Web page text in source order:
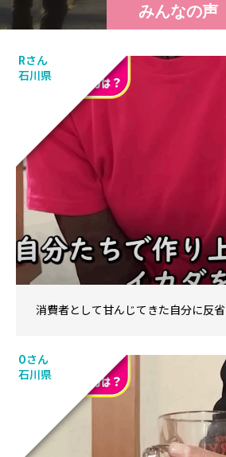
みんなの声
Rさん
石川県
消費者として甘んじてきた自分に反省
Oさん
石川県